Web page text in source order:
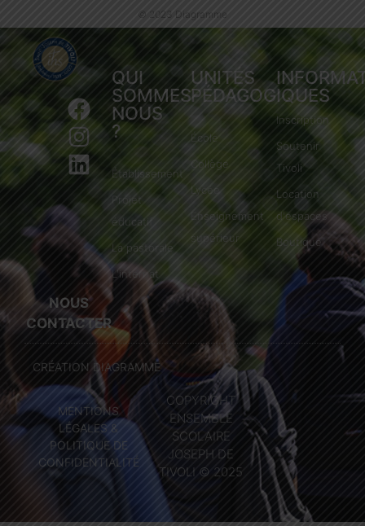
© 2023 Diagramme
QUI
SOMMES-
NOUS
?
Établissement
Projet
éducatif
La pastorale
L'internat
UNITÉS
PÉDAGOGIQUES
École
Collège
Lycée
Enseignement
supérieur
Inscription
Soutenir
Tivoli
Location
d'espaces
Boutique
NOUS
CONTACTER
CRÉATION DIAGRAMME
MENTIONS
LÉGALES &
POLITIQUE DE
CONFIDENTIALITÉ
COPYRIGHT
ENSEMBLE
SCOLAIRE
JOSEPH DE
TIVOLI © 2025